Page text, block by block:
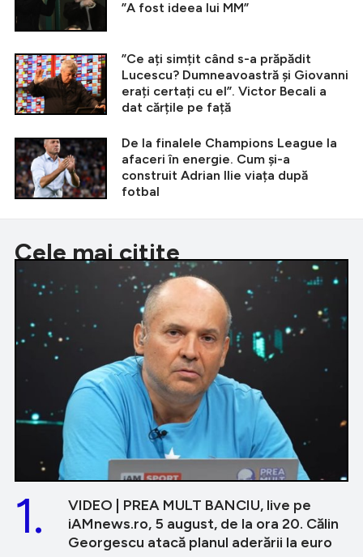
”A fost ideea lui MM”
”Ce ați simțit când s-a prăpădit
Lucescu? Dumneavoastră și Giovanni
erați certați cu el”. Victor Becali a
dat cărțile pe față
De la finalele Champions League la
afaceri în energie. Cum și-a
construit Adrian Ilie viața după
fotbal
Cele mai citite
VIDEO | PREA MULT BANCIU, live pe
iAMnews.ro, 5 august, de la ora 20. Călin
Georgescu atacă planul aderării la euro
1.